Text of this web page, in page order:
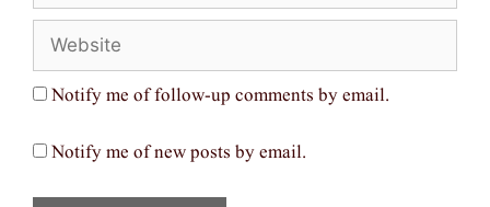
Notify me of follow-up comments by email.
Notify me of new posts by email.